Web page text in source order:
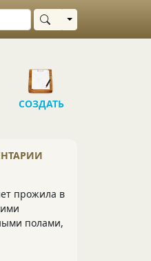
Выбрать область
СОЗДАТЬ
прожила в
полами,